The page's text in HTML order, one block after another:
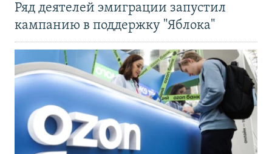
Ряд деятелей эмиграции запустил
кампанию в поддержку "Яблока"